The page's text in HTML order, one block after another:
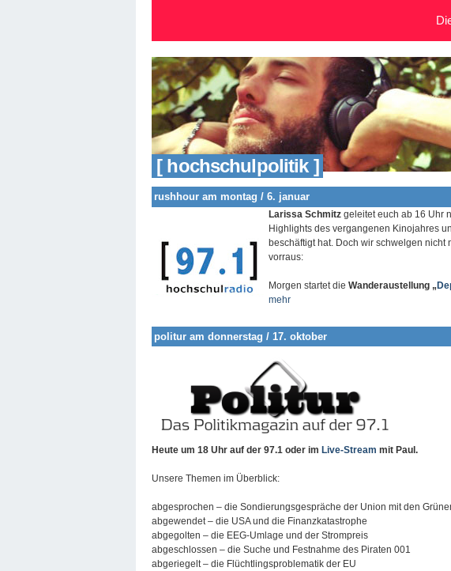
[ hochschulpolitik ]
rushhour am montag / 6. januar
Larissa Schmitz geleitet euch ab 16 Uhr
Highlights des vergangenen Kinojahres
beschäftigt hat. Doch wir schwelgen
vorraus:
Morgen startet die Wanderaustellung „
mehr
politur am donnerstag / 17. oktober
Heute um 18 Uhr auf der 97.1 oder im Live-Stream mit Paul.
Unsere Themen im Überblick:
abgesprochen – die Sondierungsgespräche der Union mit den
abgewendet – die USA und die Finanzkatastrophe
abgegolten – die EEG-Umlage und der Strompreis
abgeschlossen – die Suche und Festnahme des Piraten 001
abgeriegelt – die Flüchtlingsproblematik der EU